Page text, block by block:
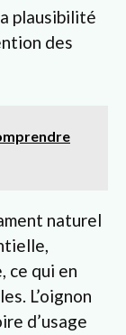
plausibilité
des
naturel
ce qui en
L’oignon
d’usage